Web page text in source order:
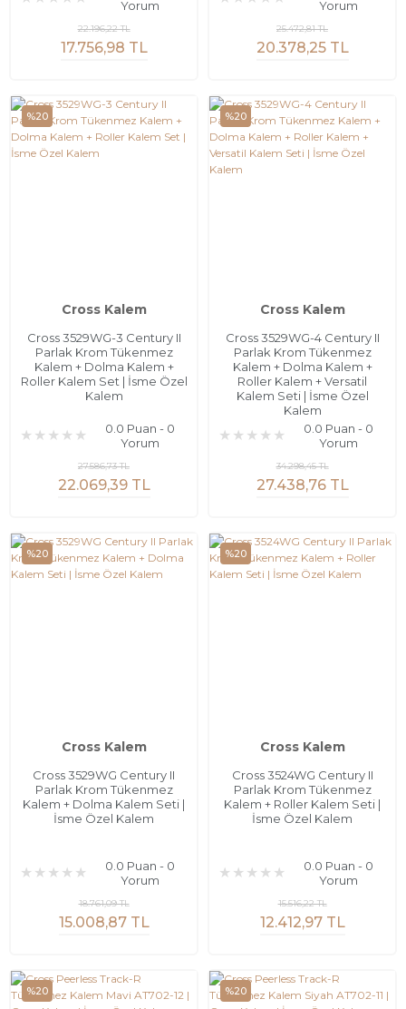
Yorum
17.756,98 TL
22.196,22 TL
Yorum
20.378,25 TL
25.472,81 TL
%20
Cross Kalem
Cross 3529WG-3 Century II
Parlak Krom Tükenmez
Kalem + Dolma Kalem +
Roller Kalem Set | İsme Özel
Kalem
0.0 Puan - 0
Yorum
22.069,39 TL
27.586,73 TL
%20
Cross Kalem
Cross 3529WG-4 Century II
Parlak Krom Tükenmez
Kalem + Dolma Kalem +
Roller Kalem + Versatil
Kalem Seti | İsme Özel
Kalem
0.0 Puan - 0
Yorum
27.438,76 TL
34.298,45 TL
%20
Cross Kalem
Cross 3529WG Century II
Parlak Krom Tükenmez
Kalem + Dolma Kalem Seti |
İsme Özel Kalem
0.0 Puan - 0
Yorum
15.008,87 TL
18.761,09 TL
%20
Cross Kalem
Cross 3524WG Century II
Parlak Krom Tükenmez
Kalem + Roller Kalem Seti |
İsme Özel Kalem
0.0 Puan - 0
Yorum
12.412,97 TL
15.516,22 TL
%20 %20